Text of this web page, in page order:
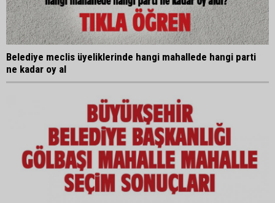
Belediye meclis üyeliklerinde hangi mahallede hangi parti
ne kadar oy al